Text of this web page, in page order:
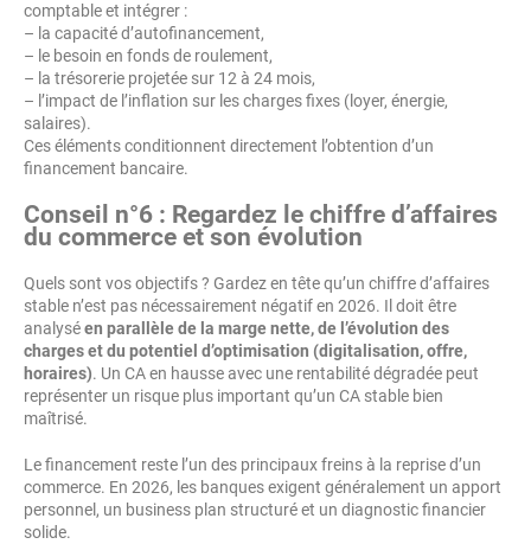
comptable et intégrer :
– la capacité d’autofinancement,
– le besoin en fonds de roulement,
– la trésorerie projetée sur 12 à 24 mois,
– l’impact de l’inflation sur les charges fixes (loyer, énergie,
salaires).
Ces éléments conditionnent directement l’obtention d’un
financement bancaire.
Conseil n°6 : Regardez le chiffre d’affaires
du commerce et son évolution
Quels sont vos objectifs ? Gardez en tête qu’un chiffre d’affaires
stable n’est pas nécessairement négatif en 2026. Il doit être
analyséen parallèle de la marge nette, de l’évolution des
charges et du potentiel d’optimisation (digitalisation, offre,
horaires). Un CA en hausse avec une rentabilité dégradée peut
représenter un risque plus important qu’un CA stable bien
maîtrisé.
Le financement reste l’un des principaux freins à la reprise d’un
commerce. En 2026, les banques exigent généralement un apport
personnel, un business plan structuré et un diagnostic financier
solide.